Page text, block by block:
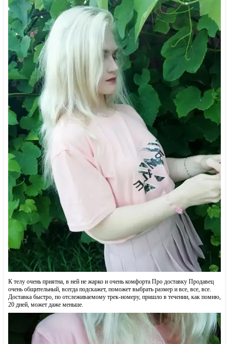
К телу очень приятна, в ней не жарко и очень комфорта Про доставку Продавец
очень общительный, всегда подскажет, поможет выбрать размер и все, все, все.
Доставка быстро, по отслеживаемому трек-номеру, пришло в течении, как помню,
20 дней, может даже меньше.